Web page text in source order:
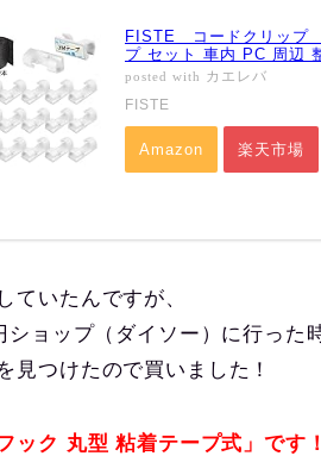
FISTE コードクリップ
プ セット 車内 PC 周辺
posted with カエレバ
FISTE
Amazon 楽天市場
ていたんですが、
ショップ（ダイソー）に行った時
見つけたので買いました！
ック 丸型 粘着テープ式」です！